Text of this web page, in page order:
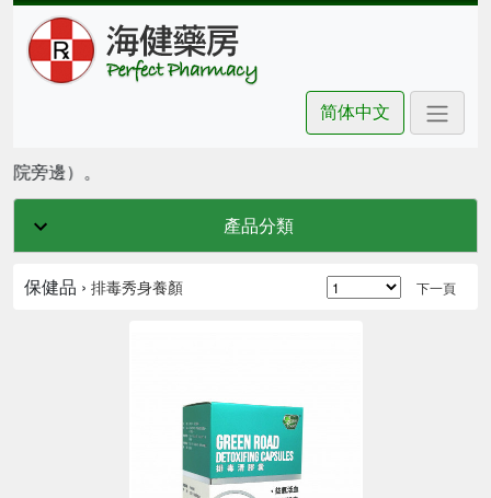
简体中文
邊）。
產品分類
保健品 › 排毒秀身養顏 下一頁